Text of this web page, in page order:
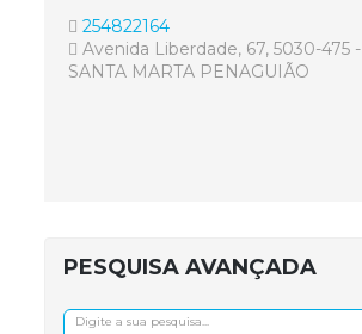
254822164
Avenida Liberdade, 67, 5030-475 -
SANTA MARTA PENAGUIÃO
PESQUISA AVANÇADA